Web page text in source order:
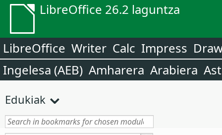
LibreOffice 26.2 laguntza
LibreOffice Writer Calc Impress
Ingelesa (AEB) Amharera Arabiera
Edukiak